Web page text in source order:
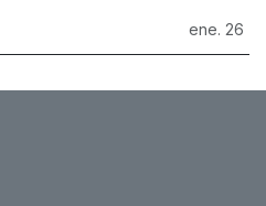
ene. 26